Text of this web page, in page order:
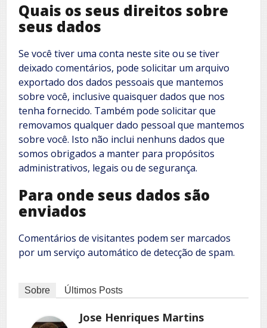
Quais os seus direitos sobre
seus dados
Se você tiver uma conta neste site ou se tiver
deixado comentários, pode solicitar um arquivo
exportado dos dados pessoais que mantemos
sobre você, inclusive quaisquer dados que nos
tenha fornecido. Também pode solicitar que
removamos qualquer dado pessoal que mantemos
sobre você. Isto não inclui nenhuns dados que
somos obrigados a manter para propósitos
administrativos, legais ou de segurança.
Para onde seus dados são
enviados
Comentários de visitantes podem ser marcados
por um serviço automático de detecção de spam.
Sobre Últimos Posts
Jose Henriques Martins